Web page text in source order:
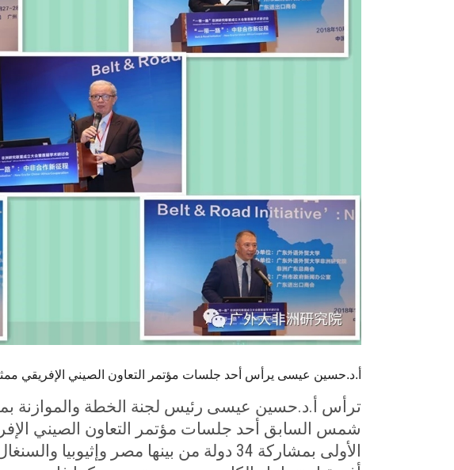
أ.د.حسين عيسى يرأس أحد جلسات مؤتمر التعاون الصيني الإفريقي
ترأس أ.د.حسين عيسى رئيس لجنة الخطة والموازنة
شمس السابق أحد جلسات مؤتمر التعاون الصيني
الأولى بمشاركة 34 دولة من بينها مصر